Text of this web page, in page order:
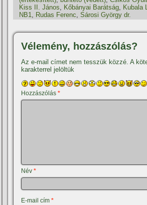
Kiss II. János, Kőbányai Barátság, Kubala
NB1, Rudas Ferenc,Sárosi György dr.
Vélemény, hozzászólás?
Az e-mail címet nem tesszük közzé. A
karakterrel jelöltük
Hozzászólás*
Név*
E-mail cím*